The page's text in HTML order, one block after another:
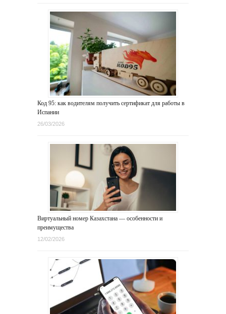
Код 95: как водителям получить сертификат для работы в
Испании
26/03/2026
Виртуальный номер Казахстана — особенности и
преимущества
12/02/2026